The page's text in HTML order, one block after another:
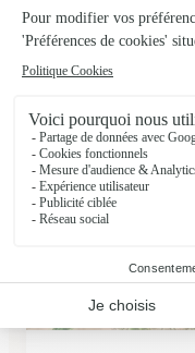
Sandy Fleurs
★★★★★3.7 (31)
Voir la boutique